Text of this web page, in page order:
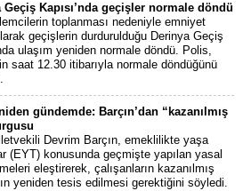
Geçiş Kapısı’nda geçişler normale döndü
toplanması nedeniyle emniyet
geçişlerin durdurulduğu Derinya Geçiş
ulaşım yeniden normale döndü. Polis,
saat 12.30 itibarıyla normale döndüğünü
gündemde: Barçın’dan “kazanılmış
Devrim Barçın, emeklilikte yaşa
(EYT) konusunda geçmişte yapılan yasal
eleştirerek, çalışanların kazanılmış
yeniden tesis edilmesi gerektiğini söyledi.